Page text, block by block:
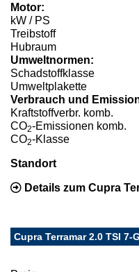
Motor:
kW / PS
Treibstoff
Hubraum
Umweltnormen:
Schadstoffklasse
Umweltplakette
Verbrauch und
Kraftstoffverbr. komb.
CO2-Emissionen komb.
CO2-Klasse
Standort
Details zum Cupra
Cupra Terramar 2.0 TSI 7-